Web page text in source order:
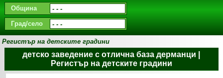
Община
Град/село
Регистър на детските градини
детско заведение с отлична база дерманци |
Регистър на детските градини